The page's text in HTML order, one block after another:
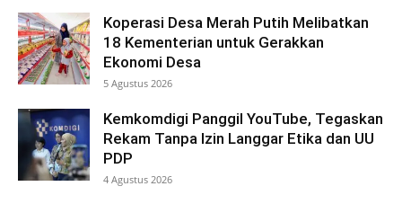
Koperasi Desa Merah Putih Melibatkan
18 Kementerian untuk Gerakkan
Ekonomi Desa
5 Agustus 2026
Kemkomdigi Panggil YouTube, Tegaskan
Rekam Tanpa Izin Langgar Etika dan UU
PDP
4 Agustus 2026